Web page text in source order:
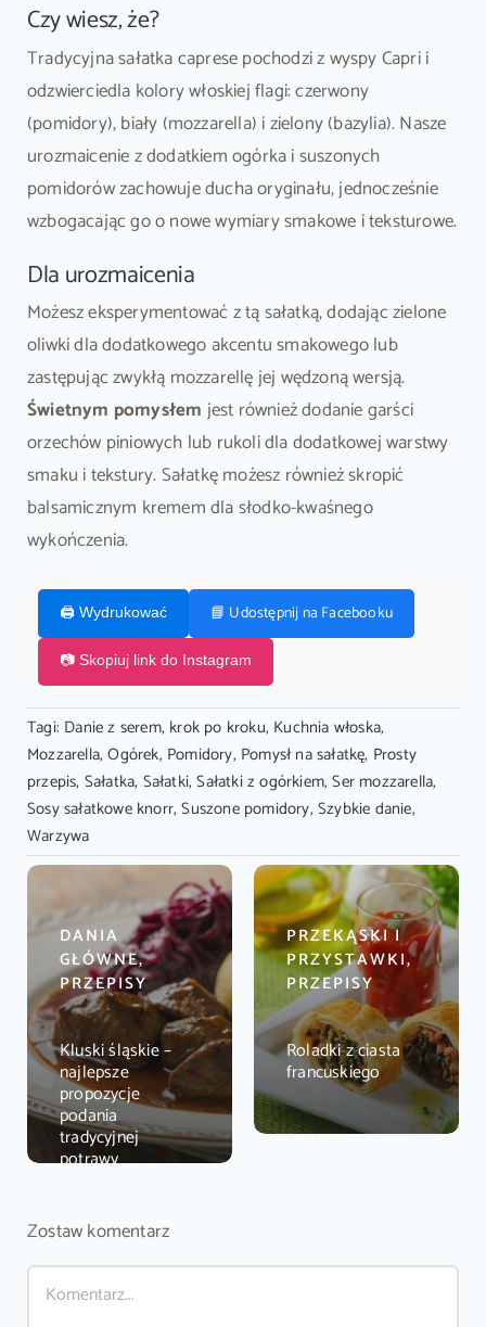
Czy wiesz, że?
Tradycyjna sałatka caprese pochodzi z wyspy Capri i
odzwierciedla kolory włoskiej flagi: czerwony
(pomidory), biały (mozzarella) i zielony (bazylia). Nasze
urozmaicenie z dodatkiem ogórka i suszonych
pomidorów zachowuje ducha oryginału, jednocześnie
wzbogacając go o nowe wymiary smakowe i teksturowe.
Dla urozmaicenia
Możesz eksperymentować z tą sałatką, dodając zielone
oliwki dla dodatkowego akcentu smakowego lub
zastępując zwykłą mozzarellę jej wędzoną wersją.
Świetnym pomysłem jest również dodanie garści
orzechów piniowych lub rukoli dla dodatkowej warstwy
smaku i tekstury. Sałatkę możesz również skropić
balsamicznym kremem dla słodko-kwaśnego
wykończenia.
🖨️ Wydrukować 📘 Udostępnij na Facebooku
📷 Skopiuj link do Instagram
Tagi: Danie z serem, krok po kroku, Kuchnia włoska,
Mozzarella,Ogórek, Pomidory, Pomysł na sałatkę, Prosty
przepis, Sałatka, Sałatki,Sałatki z ogórkiem,Ser mozzarella,
Sosy sałatkowe knorr,Suszone pomidory, Szybkie danie,
Warzywa
DANIA
GŁÓWNE,
PRZEPISY
Kluski śląskie –
najlepsze
propozycje
podania
tradycyjnej
potrawy
PRZEKĄSKI I
PRZYSTAWKI,
PRZEPISY
Roladki z ciasta
francuskiego
Zostaw komentarz
Comment